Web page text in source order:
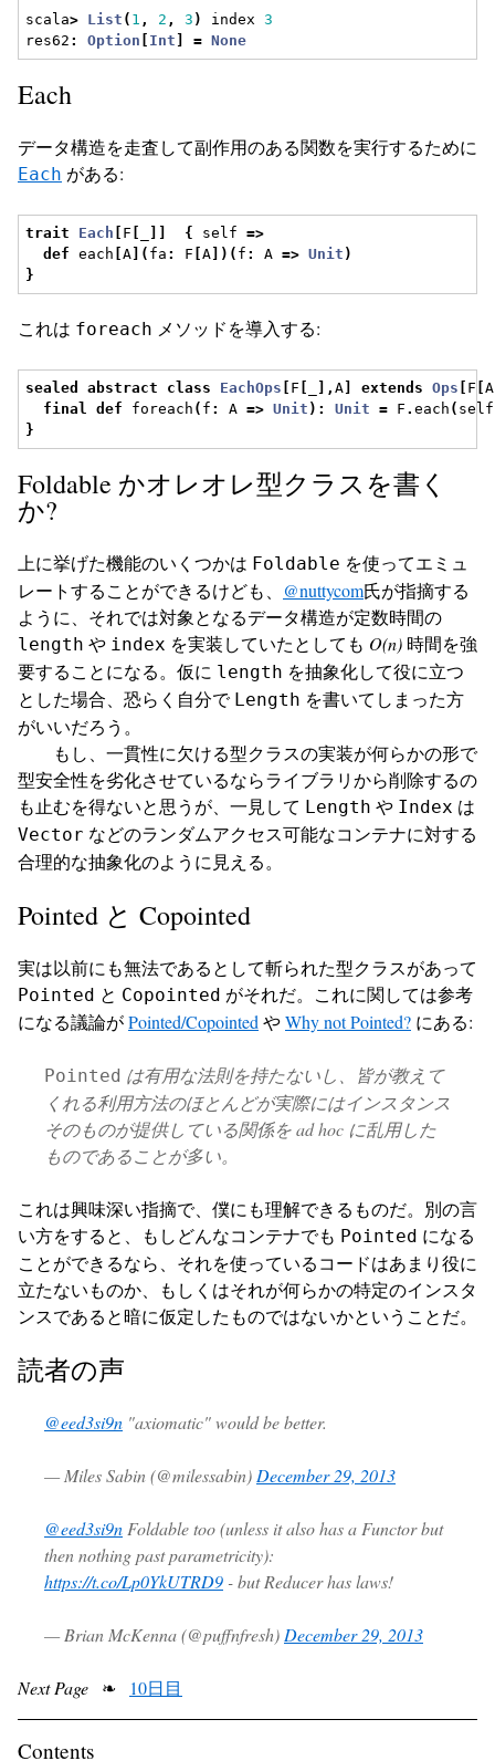
scala> List ( 1 , 2 , 3 ) index 3
res62 : Option Int = None
Each
データ構造を走査して副作用のある関数を実行するために
Each がある:
trait Each F { self =>
def each [A ]( fa : F [A ])( f : A => Unit )
}
これは foreach メソッドを導入する:
sealed abstract class EachOps F ],A extends Ops F [A
final
def foreach ( f : A => Unit ): Unit = F .each ( self
}
Foldable かオレオレ型クラスを書く
か?
上に挙げた機能のいくつかは Foldable を使ってエミュ
レートすることができるけども、 @nuttycom氏が指摘する
ように、それでは対象となるデータ構造が定数時間の
length や index を実装していたとしても O(n) 時間を強
要することになる。仮に length を抽象化して役に立つ
とした場合、恐らく自分で Length を書いてしまった方
がいいだろう。
もし、一貫性に欠ける型クラスの実装が何らかの形で
型安全性を劣化させているならライブラリから削除するの
も止むを得ないと思うが、一見して Length や Index は
Vector などのランダムアクセス可能なコンテナに対する
合理的な抽象化のように見える。
Pointed と Copointed
実は以前にも無法であるとして斬られた型クラスがあって
Pointed と Copointed がそれだ。これに関しては参考
になる議論がPointed/Copointed やWhy not Pointed? にある:
Pointed は有用な法則を持たないし、皆が教えて
くれる利用方法のほとんどが実際にはインスタンス
そのものが提供している関係を ad hoc に乱用した
ものであることが多い。
これは興味深い指摘で、僕にも理解できるものだ。別の言
い方をすると、もしどんなコンテナでも Pointed になる
ことができるなら、それを使っているコードはあまり役に
立たないものか、もしくはそれが何らかの特定のインスタ
ンスであると暗に仮定したものではないかということだ。
読者の声
@eed3si9n "axiomatic" would be better.
— Miles Sabin (@milessabin) December 29, 2013
@eed3si9n Foldable too (unless it also has a Functor but
then nothing past parametricity):
https://t.co/Lp0YkUTRD9 - but Reducer has laws!
— Brian McKenna (@puffnfresh) December 29, 2013
Next Page ❧ 10日目
Contents